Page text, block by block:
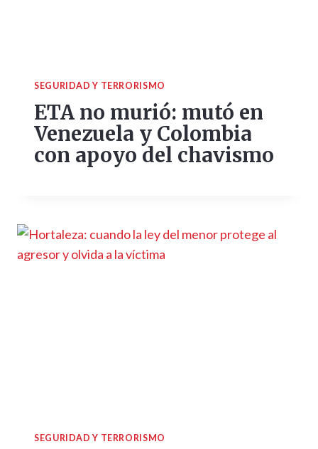
SEGURIDAD Y TERRORISMO
ETA no murió: mutó en
Venezuela y Colombia
con apoyo del chavismo
SEGURIDAD Y TERRORISMO